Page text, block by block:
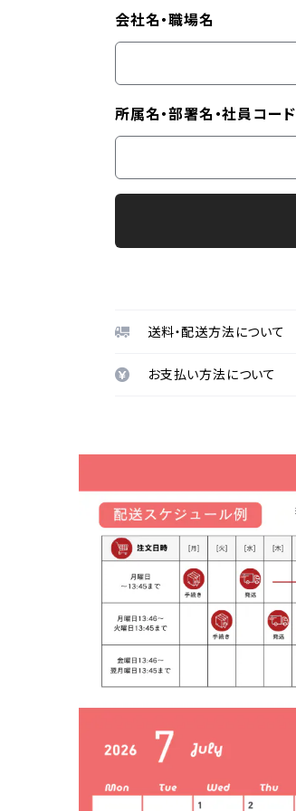
会社名・職場名
所属名・部署名・社員コード
送料・配送方法について
お支払い方法について